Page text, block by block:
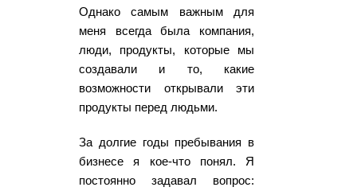
Однако самым важным для
меня всегда была компания,
люди, продукты, которые мы
создавали и то, какие
возможности открывали эти
продукты перед людьми.
За долгие годы пребывания в
бизнесе я кое-что понял. Я
постоянно задавал вопрос: